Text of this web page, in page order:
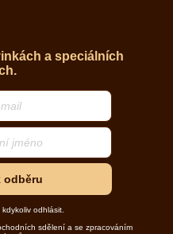
a speciálních
odběru
odhlásit.
sdělení a se zpracováním